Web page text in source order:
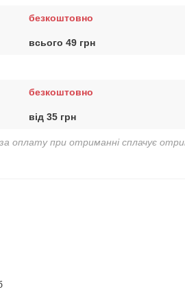
безкоштовно
всього 49 грн
безкоштовно
від 35 грн
оплату при отриманні сплачує